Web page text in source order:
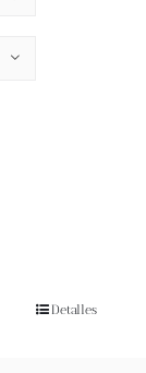
Detalles